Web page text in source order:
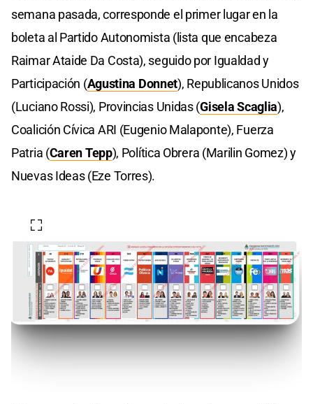
semana pasada, corresponde el primer lugar en la
boleta al Partido Autonomista (lista que encabeza
Raimar Ataide Da Costa), seguido por Igualdad y
Participación (Agustina Donnet), Republicanos Unidos
(Luciano Rossi), Provincias Unidas (Gisela Scaglia),
Coalición Cívica ARI (Eugenio Malaponte), Fuerza
Patria (Caren Tepp), Política Obrera (Marilin Gomez) y
Nuevas Ideas (Eze Torres).